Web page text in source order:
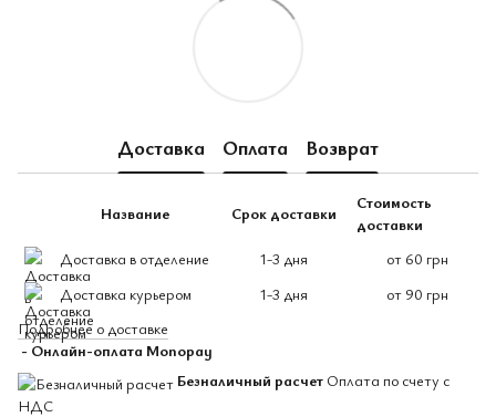
Доставка Оплата Возврат
Название Срок доставки
Стоимость
доставки
Доставка в отделение
1-3 дня
от 60 грн
Доставка курьером
1-3 дня
от 90 грн
Подробнее о доставке
- Онлайн-оплата Monopay
Безналичный расчет Оплата по счету с
НДС